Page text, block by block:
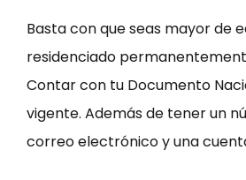
Basta con que seas mayor de
residenciado
Contar con tu Documento
vigente. Además de tener un
correo electrónico y una